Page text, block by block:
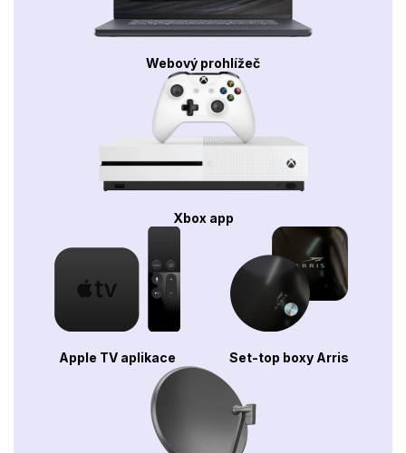
Webový prohlížeč
Xbox app
Apple TV aplikace Set-top boxy Arris